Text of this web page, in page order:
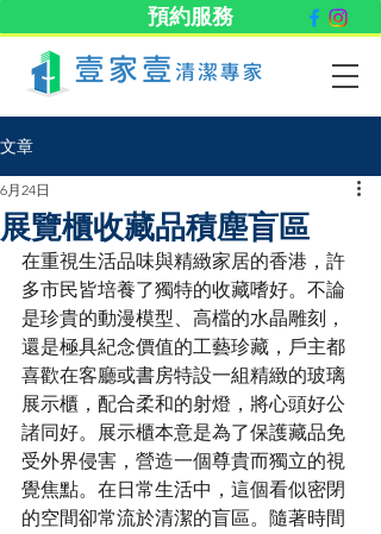
預約服務
文章
展覽櫃收藏品積塵盲區
6月24日
在重視生活品味與精緻家居的香港，許
多市民皆培養了獨特的收藏嗜好。不論
是珍貴的動漫模型、高檔的水晶雕刻，
還是極具紀念價值的工藝珍藏，戶主都
喜歡在客廳或書房特設一組精緻的玻璃
展示櫃，配合柔和的射燈，將心頭好公
諸同好。展示櫃本意是為了保護藏品免
受外界侵害，營造一個尊貴而獨立的視
覺焦點。在日常生活中，這個看似密閉
的空間卻常流於清潔的盲區。隨著時間